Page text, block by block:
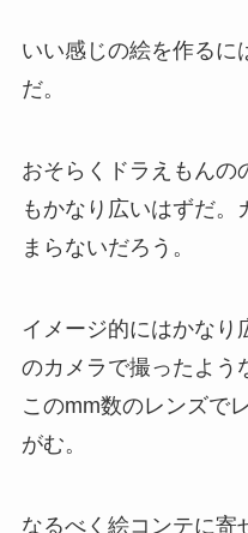
いい感じの絵を作るに
だ。
おそらくドラえもんの
もかなり広いはずだ。
まらないだろう。
イメージ的にはかなり
のカメラで撮ったよう
このmm数のレンズで
がむ。
なるべく絵コンテに寄